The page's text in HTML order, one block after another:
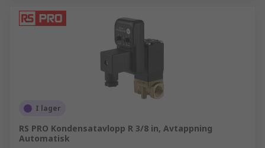
I lager
RS PRO Kondensatavlopp R 3/8 in, Avtappning
Automatisk